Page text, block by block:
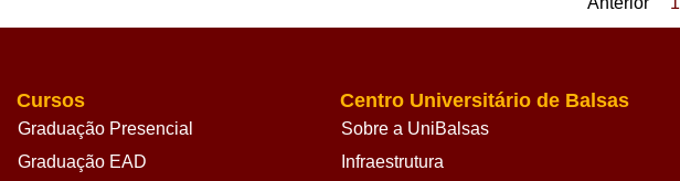
Cursos
Graduação Presencial
Graduação EAD
Centro Universitário de Balsas
Sobre a UniBalsas
Infraestrutura